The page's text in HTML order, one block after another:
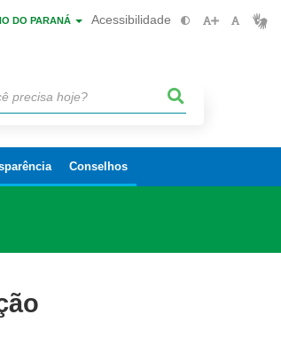
DO PARANÁ Acessibilidade
Conselhos